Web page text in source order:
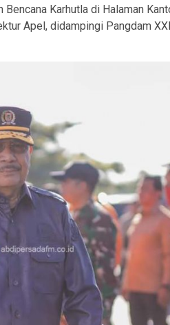
Karhutla di Halaman
Apel, didampingi Pangdam